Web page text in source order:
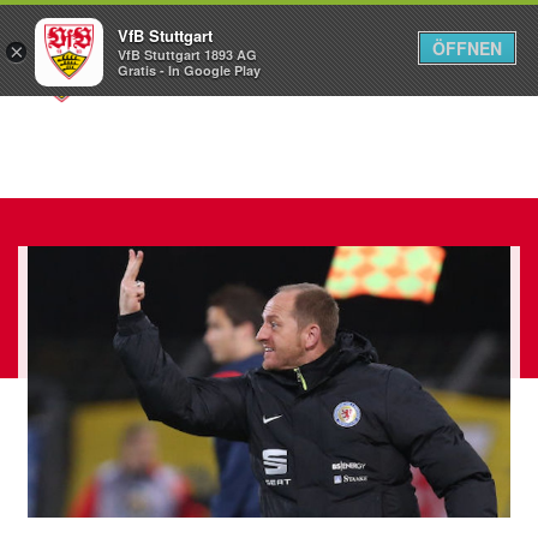
Menü
×
VfB Stuttgart
VfB Stuttgart 1893 AG
Gratis - In Google Play
ÖFFNEN